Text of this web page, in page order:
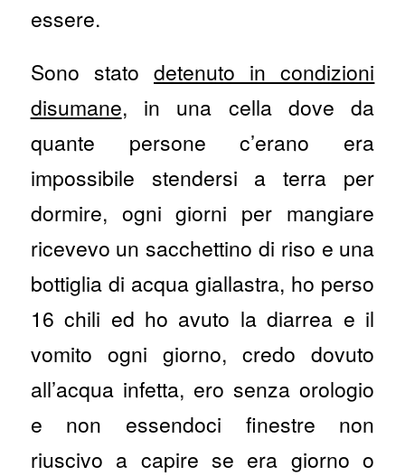
essere.
Sono stato detenuto in condizioni
disumane, in una cella dove da
quante persone c’erano era
impossibile stendersi a terra per
dormire, ogni giorni per mangiare
ricevevo un sacchettino di riso e una
bottiglia di acqua giallastra, ho perso
16 chili ed ho avuto la diarrea e il
vomito ogni giorno, credo dovuto
all’acqua infetta, ero senza orologio
e non essendoci finestre non
riuscivo a capire se era giorno o